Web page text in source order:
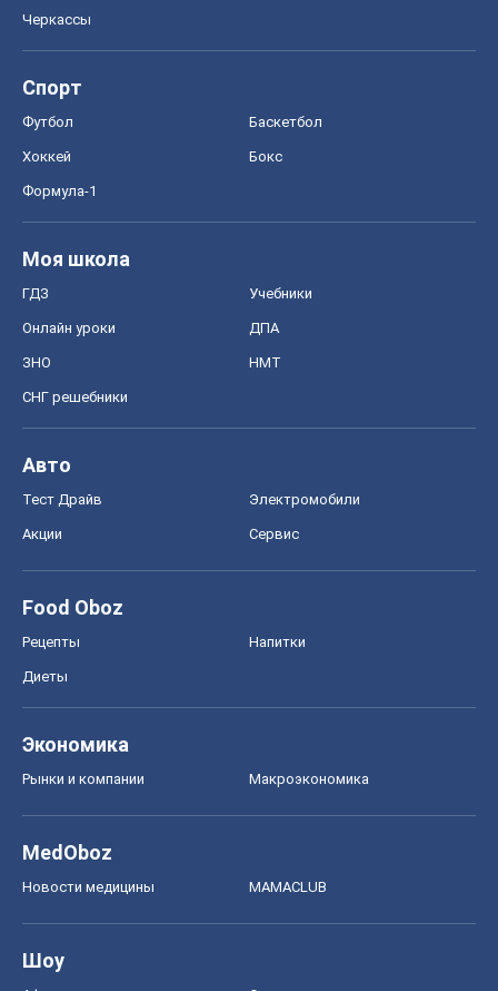
Черкассы
Спорт
Футбол Баскетбол
Хоккей Бокс
Формула-1
Моя школа
ГДЗ Учебники
Онлайн уроки ДПА
ЗНО НМТ
СНГ решебники
Авто
Тест Драйв Электромобили
Акции Сервис
Food Oboz
Рецепты Напитки
Диеты
Экономика
Рынки и компании Mакроэкономика
MedOboz
Новости медицины MAMACLUB
Шоу